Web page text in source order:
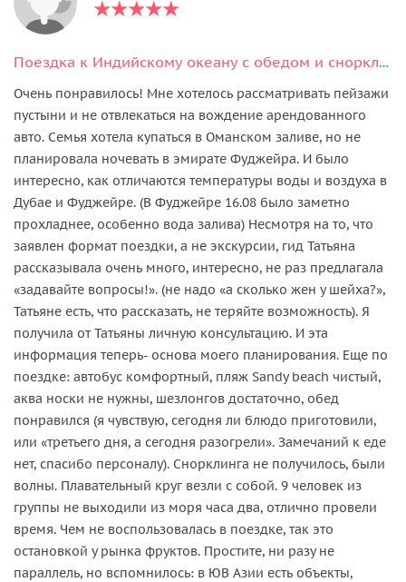
Поездка к Индийскому океану с обедом и снорклинг в Фуджейре
Очень понравилось! Мне хотелось рассматривать пейзажи
пустыни и не отвлекаться на вождение арендованного
авто. Семья хотела купаться в Оманском заливе, но не
планировала ночевать в эмирате Фуджейра. И было
интересно, как отличаются температуры воды и воздуха в
Дубае и Фуджейре. (В Фуджейре 16.08 было заметно
прохладнее, особенно вода залива) Несмотря на то, что
заявлен формат поездки, а не экскурсии, гид Татьяна
рассказывала очень много, интересно, не раз предлагала
«задавайте вопросы!». (не надо «а сколько жен у шейха?»,
Татьяне есть, что рассказать, не теряйте возможность). Я
получила от Татьяны личную консультацию. И эта
информация теперь- основа моего планирования. Еще по
поездке: автобус комфортный, пляж Sandy beach чистый,
аква носки не нужны, шезлонгов достаточно, обед
понравился (я чувствую, сегодня ли блюдо приготовили,
или «третьего дня, а сегодня разогрели». Замечаний к еде
нет, спасибо персоналу). Снорклинга не получилось, были
волны. Плавательный круг везли с собой. 9 человек из
группы не выходили из моря часа два, отлично провели
время. Чем не воспользовалась в поездке, так это
остановкой у рынка фруктов. Простите, ни разу не
параллель, но вспомнилось: в ЮВ Азии есть объекты,